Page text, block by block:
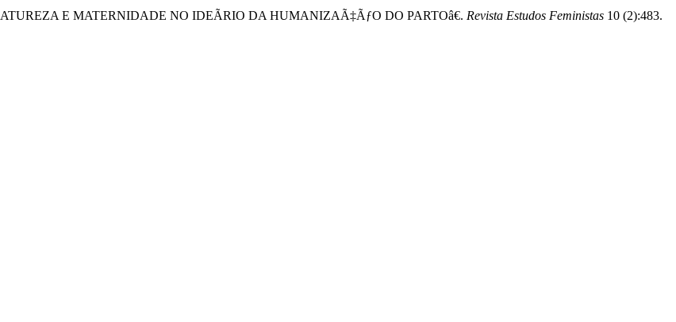
E MATERNIDADE NO IDEÃRIO DA HUMANIZAÃ‡ÃƒO DO PARTOâ€. Revista Estudos Feministas 10 (2):483.